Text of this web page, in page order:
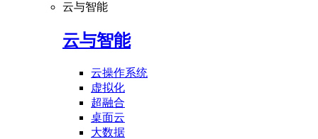
云与智能
云与智能
云操作系统
虚拟化
超融合
桌面云
大数据